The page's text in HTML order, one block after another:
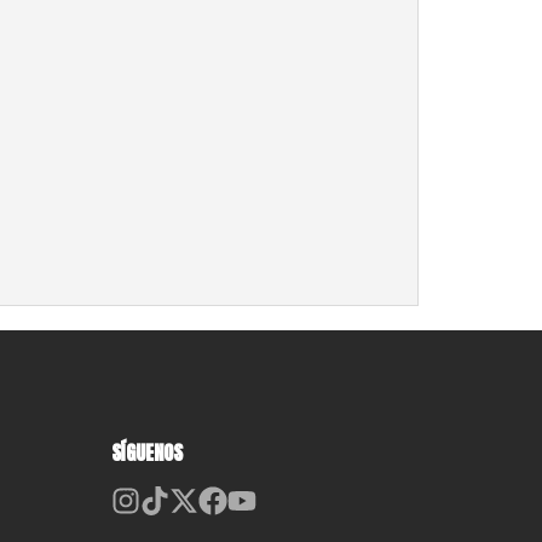
SÍGUENOS